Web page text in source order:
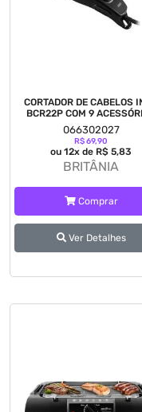
CORTADOR DE CABELOS
BCR22P COM 9
066302027
R$ 69,90
ou 12x de R$ 5,83
BRITÂNIA
Comprar
Ver Detalhes